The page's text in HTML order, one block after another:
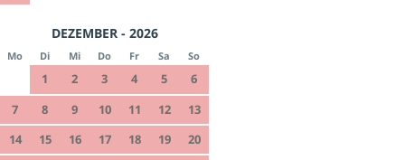
DEZEMBER - 2026
Mo Di Mi Do Fr Sa So
1 2 3 4 5
6
7
8 9 10 11 12
13
14
15 16 17 18 19
20